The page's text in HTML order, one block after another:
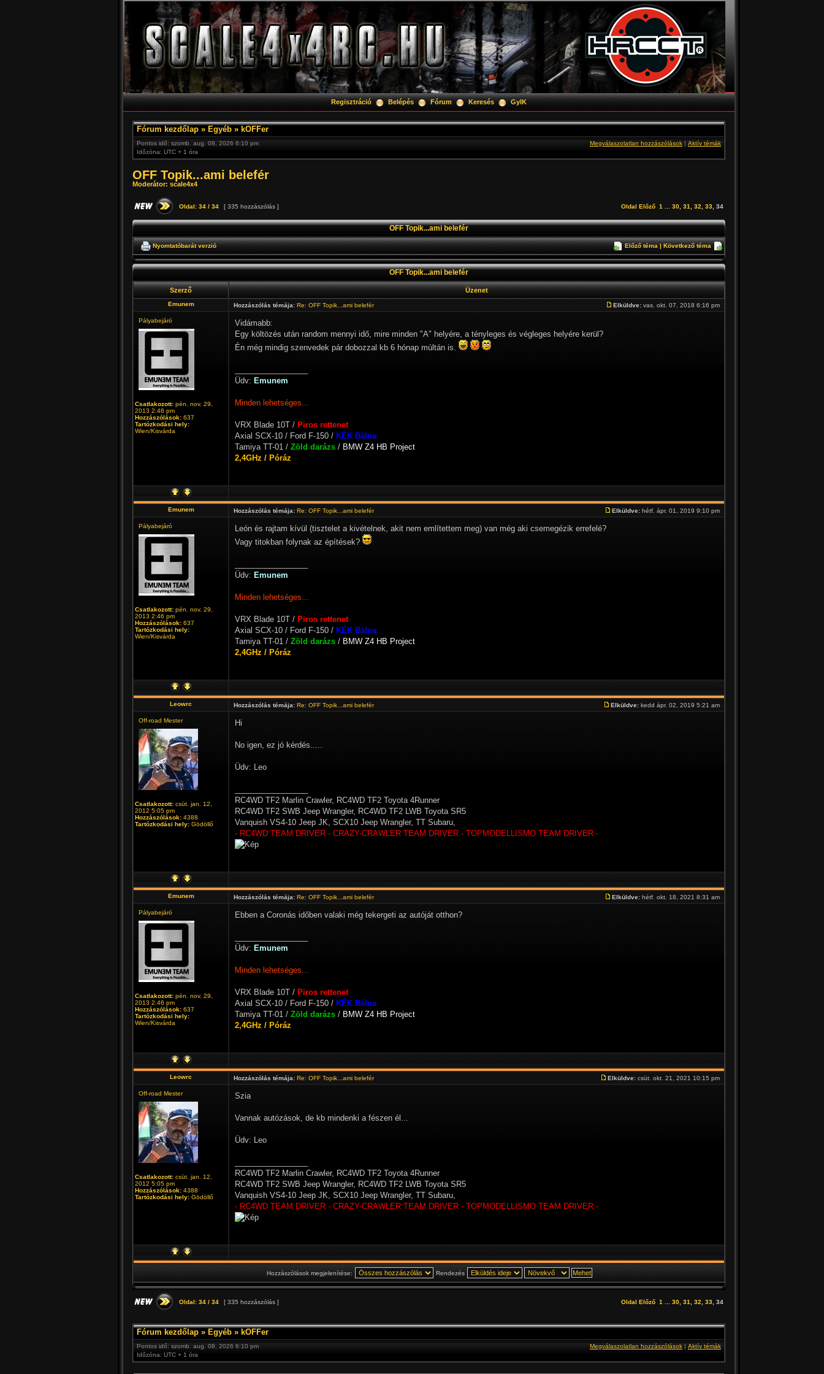
Regisztráció Belépés Fórum Keresés GyIK
Fórum kezdőlap » Egyéb » kOFFer
Pontos idő: szomb. aug. 08, 2026 6:10 pm
Időzóna: UTC + 1 óra
Megválaszolatlan hozzászólások | Aktív témák
OFF Topik...ami belefér
Moderátor: scale4x4
Oldal: 34 / 34 [ 335 hozzászólás ] Oldal Előző 1 30 31 32 33 34
OFF Topik...ami belefér
Nyomtatóbarát verzió Előző téma |Következő téma
OFF Topik...ami belefér
Szerző Üzenet
Emunem Hozzászólás témája: Re: OFF Topik...ami belefér Elküldve: vas. okt. 07, 2018 6:16 pm
Pályabejáró
Csatlakozott: pén. nov. 29,
2013 2:46 pm
Hozzászólások: 637
Tartózkodási hely:
Wien/Kisvárda
Vidámabb:
Egy költözés után random mennyi idő, mire minden "A" helyére, a tényleges és végleges helyére kerül?
Én még mindig szenvedek pár dobozzal kb 6 hónap múltán is.
Üdv: Emunem
Minden lehetséges...
VRX Blade 10T / Piros rettenet
Axial SCX-10 / Ford F-150 / KÉK Bálna
Tamiya TT-01 / Zöld darázs / BMW Z4 HB Project
2,4GHz / Póráz
Emunem Hozzászólás témája: Re: OFF Topik...ami belefér Elküldve: hétf. ápr. 01, 2019 9:10 pm
Pályabejáró
Csatlakozott: pén. nov. 29,
2013 2:46 pm
Hozzászólások: 637
Tartózkodási hely:
Wien/Kisvárda
León és rajtam kívül (tisztelet a kivételnek, akit nem említettem meg) van még aki csemegézik errefelé?
Vagy titokban folynak az építések?
Üdv: Emunem
Minden lehetséges...
VRX Blade 10T / Piros rettenet
Axial SCX-10 / Ford F-150 / KÉK Bálna
Tamiya TT-01 / Zöld darázs / BMW Z4 HB Project
2,4GHz / Póráz
Leowrc Hozzászólás témája: Re: OFF Topik...ami belefér Elküldve: kedd ápr. 02, 2019 5:21 am
Off-road Mester
Csatlakozott: csüt. jan. 12,
2012 5:05 pm
Hozzászólások: 4388
Tartózkodási hely: Gödöllő
Hi
No igen, ez jó kérdés.....
Üdv: Leo
RC4WD TF2 Marlin Crawler, RC4WD TF2 Toyota 4Runner
RC4WD TF2 SWB Jeep Wrangler, RC4WD TF2 LWB Toyota SR5
Vanquish VS4-10 Jeep JK, SCX10 Jeep Wrangler, TT Subaru,
- RC4WD TEAM DRIVER - CRAZY-CRAWLER TEAM DRIVER - TOPMODELLISMO TEAM DRIVER -
Emunem Hozzászólás témája: Re: OFF Topik...ami belefér Elküldve: hétf. okt. 18, 2021 8:31 am
Pályabejáró
Csatlakozott: pén. nov. 29,
2013 2:46 pm
Hozzászólások: 637
Tartózkodási hely:
Wien/Kisvárda
Ebben a Coronás időben valaki még tekergeti az autóját otthon?
Üdv: Emunem
Minden lehetséges...
VRX Blade 10T / Piros rettenet
Axial SCX-10 / Ford F-150 / KÉK Bálna
Tamiya TT-01 / Zöld darázs / BMW Z4 HB Project
2,4GHz / Póráz
Leowrc Hozzászólás témája: Re: OFF Topik...ami belefér Elküldve: csüt. okt. 21, 2021 10:15 pm
Off-road Mester
Csatlakozott: csüt. jan. 12,
2012 5:05 pm
Hozzászólások: 4388
Tartózkodási hely: Gödöllő
Szia
Vannak autózások, de kb mindenki a fészen él...
Üdv: Leo
RC4WD TF2 Marlin Crawler, RC4WD TF2 Toyota 4Runner
RC4WD TF2 SWB Jeep Wrangler, RC4WD TF2 LWB Toyota SR5
Vanquish VS4-10 Jeep JK, SCX10 Jeep Wrangler, TT Subaru,
- RC4WD TEAM DRIVER - CRAZY-CRAWLER TEAM DRIVER - TOPMODELLISMO TEAM DRIVER -
Hozzászólások megjelenítése: Rendezés
Oldal: 34 / 34 [ 335 hozzászólás ] Oldal Előző 1 30 31 32 33 34
Fórum kezdőlap » Egyéb » kOFFer
Pontos idő: szomb. aug. 08, 2026 6:10 pm
Időzóna: UTC + 1 óra
Megválaszolatlan hozzászólások | Aktív témák